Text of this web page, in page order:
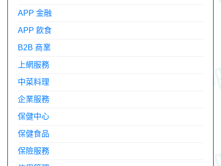
APP 金融
APP 飲食
B2B 商業
上網服務
中菜料理
企業服務
保健中心
保健食品
保險服務